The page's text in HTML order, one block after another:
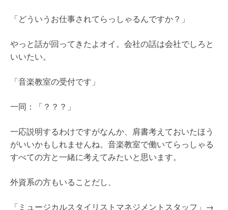
「どういうお仕事されてらっしゃるんですか？」
やっと話が回ってきたよオイ。会社の話は会社でしろと
いいたい。
「音楽教室の受付です」
一同：「？？？」
一応説明するわけですがなんか、肩書考えておいたほう
がいいかもしれませんね。音楽教室で働いてらっしゃる
すべての方と一緒に考えてみたいと思います。
外資系の方もいることだし、
「ミュージカルスタイリストマネジメントスタッフ」→